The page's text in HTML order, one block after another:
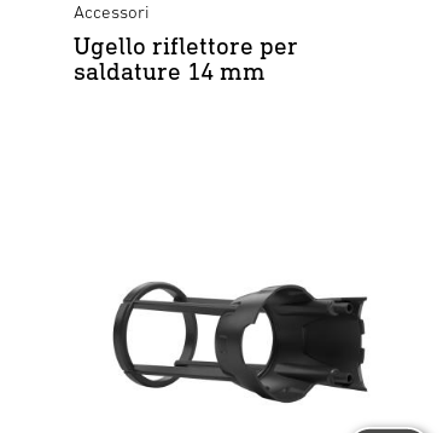
Accessori
Ugello riflettore per
saldature 14 mm